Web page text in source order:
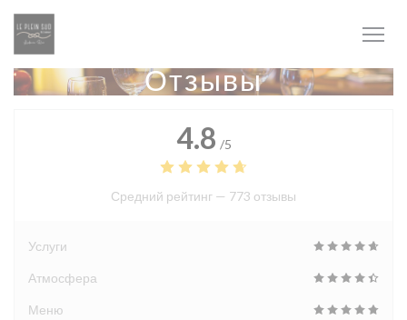
Панель управления cookies
Отзывы
4.8 /5
Средний рейтинг — 773 отзывы
Услуги
Атмосфера
Меню